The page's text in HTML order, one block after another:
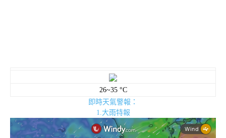
26~35 °C
即時天氣警報：
1.大雨特報